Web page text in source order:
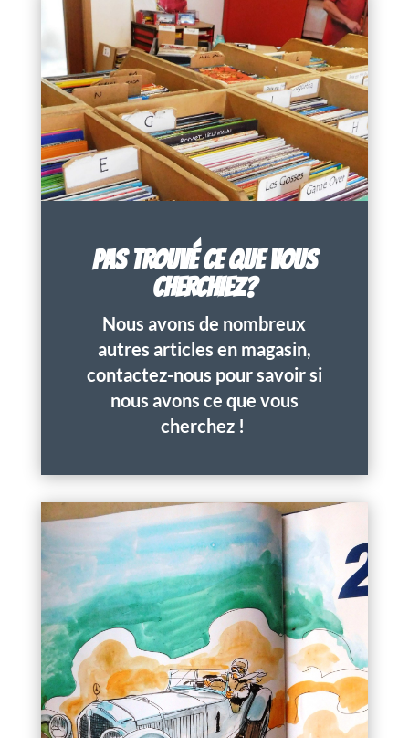
PAS TROUVÉ CE QUE VOUS
CHERCHIEZ?
Nous avons de nombreux
autres articles en magasin,
contactez-nous pour savoir si
nous avons ce que vous
cherchez !